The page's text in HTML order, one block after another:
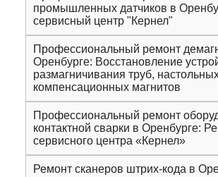
промышленных датчиков в
сервисный центр "Кернел"
Профессиональный ремонт
Оренбурге: Восстановление
размагничивания труб,
компенсационных магнитов
Профессиональный ремонт
контактной сварки в Оренбурге:
сервисного центра «Кернел»
Ремонт сканеров штрих-кода в